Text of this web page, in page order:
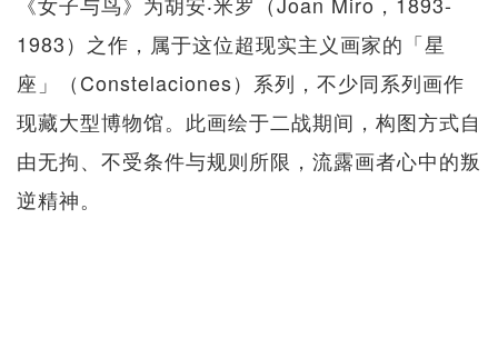
1983）之作，属于这位超现实主义画家的「星
座」（Constelaciones）系列，不少同系列画作
现藏大型博物馆。此画绘于二战期间，构图方式自
由无拘、不受条件与规则所限，流露画者心中的叛
逆精神。